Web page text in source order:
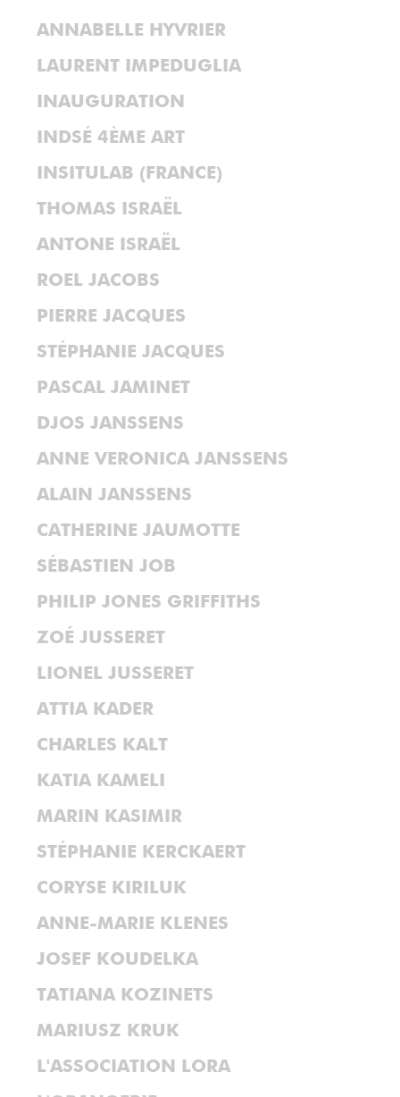
ANNABELLE HYVRIER
LAURENT IMPEDUGLIA
INAUGURATION
INDSÉ 4ÈME ART
INSITULAB (FRANCE)
THOMAS ISRAËL
ANTONE ISRAËL
ROEL JACOBS
PIERRE JACQUES
STÉPHANIE JACQUES
PASCAL JAMINET
DJOS JANSSENS
ANNE VERONICA JANSSENS
ALAIN JANSSENS
CATHERINE JAUMOTTE
SÉBASTIEN JOB
PHILIP JONES GRIFFITHS
ZOÉ JUSSERET
LIONEL JUSSERET
ATTIA KADER
CHARLES KALT
KATIA KAMELI
MARIN KASIMIR
STÉPHANIE KERCKAERT
CORYSE KIRILUK
ANNE-MARIE KLENES
JOSEF KOUDELKA
TATIANA KOZINETS
MARIUSZ KRUK
L'ASSOCIATION LORA